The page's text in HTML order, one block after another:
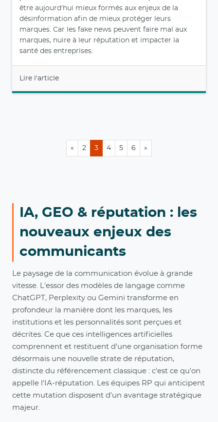
plus avertis, par la désinformation.
À l'occasion d’une formation intitulée Formez-vous
être aujourd'hui mieux formés aux enjeux de la
désinformation afin de mieux protéger leurs
marques. Car les fake news peuvent faire mal aux
marques, nuire à leur réputation et impacter la
santé des entreprises.
Lire l'article
« 2 3 4 5 6 »
IA, GEO & réputation : les